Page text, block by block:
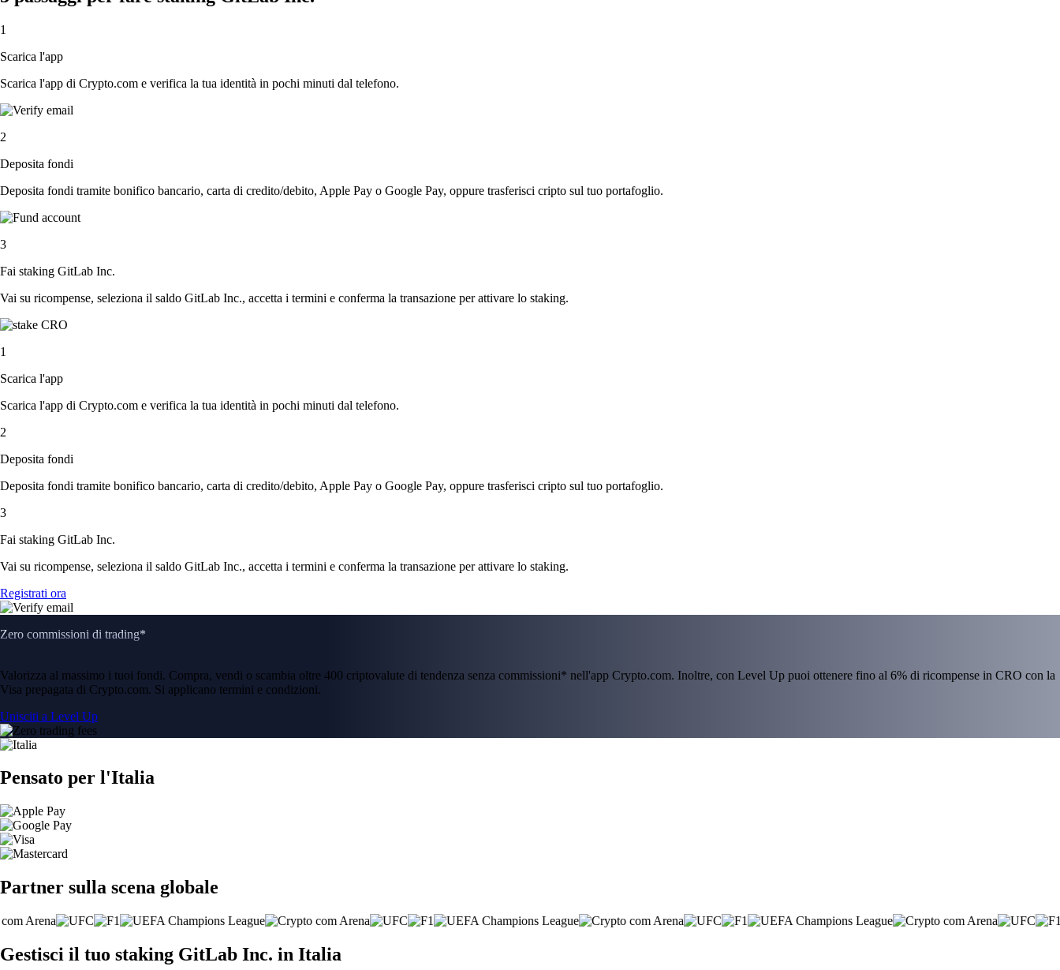
1
Scarica l'app
Scarica l'app di Crypto.com e verifica la tua identità in pochi minuti dal telefono.
2
Deposita fondi
Deposita fondi tramite bonifico bancario, carta di credito/debito, Apple Pay o Google Pay, oppure trasferisci cripto sul tuo portafoglio.
3
Fai staking GitLab Inc.
Vai su ricompense, seleziona il saldo GitLab Inc., accetta i termini e conferma la transazione per attivare lo staking.
1
Scarica l'app
Scarica l'app di Crypto.com e verifica la tua identità in pochi minuti dal telefono.
2
Deposita fondi
Deposita fondi tramite bonifico bancario, carta di credito/debito, Apple Pay o Google Pay, oppure trasferisci cripto sul tuo portafoglio.
3
Fai staking GitLab Inc.
Vai su ricompense, seleziona il saldo GitLab Inc., accetta i termini e conferma la transazione per attivare lo staking.
Registrati ora
Zero commissioni di trading*
Valorizza al massimo i tuoi fondi. Compra, vendi o scambia oltre 400 criptovalute di tendenza senza commissioni* nell'app Crypto.com. Inoltre, con Level Up puoi ottenere fino al 6% di ricompense in CRO con la
Visa prepagata di Crypto.com. Si applicano termini e condizioni.
Unisciti a Level Up
Pensato per l'Italia
Partner sulla scena globale
Gestisci il tuo staking GitLab Inc. in Italia